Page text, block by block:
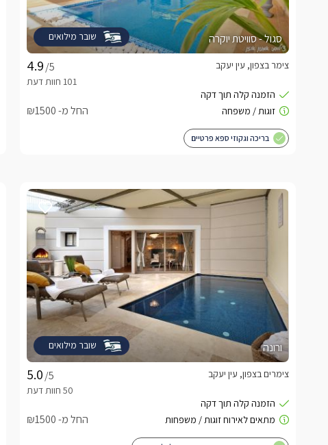
שובר מילואים
סגול - סוויטת יוקרה
/5
צימר בצפון, עין יעקב
החל מ- ₪1500
בריכה וגקוזי ספא פרטיים
שובר מילואים
ורונה
/5
צימרים בצפון, עין יעקב
החל מ- ₪1500